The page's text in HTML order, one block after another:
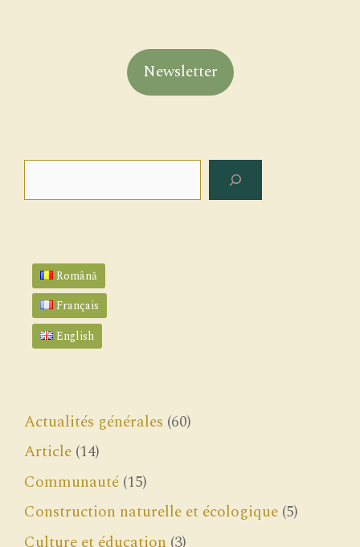
Newsletter
Română
Français
English
Actualités générales (60)
Article (14)
Communauté (15)
Construction naturelle et écologique (5)
Culture et éducation (3)